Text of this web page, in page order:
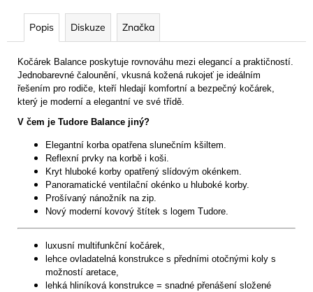
Popis Diskuze Značka
Kočárek Balance poskytuje rovnováhu mezi elegancí a praktičností.
Jednobarevné čalounění, vkusná kožená rukojeť je ideálním
řešením pro rodiče, kteří hledají komfortní a bezpečný kočárek,
který je moderní a elegantní ve své třídě.
V čem je Tudore Balance jiný?
Elegantní korba opatřena slunečním kšiltem.
Reflexní prvky na korbě i koši.
Kryt hluboké korby opatřený slídovým okénkem.
Panoramatické ventilační okénko u hluboké korby.
Prošívaný nánožník na zip.
Nový moderní kovový štítek s logem Tudore.
luxusní multifunkční kočárek,
lehce ovladatelná konstrukce s předními otočnými koly s
možností aretace,
lehká hliníková konstrukce = snadné přenášení složené